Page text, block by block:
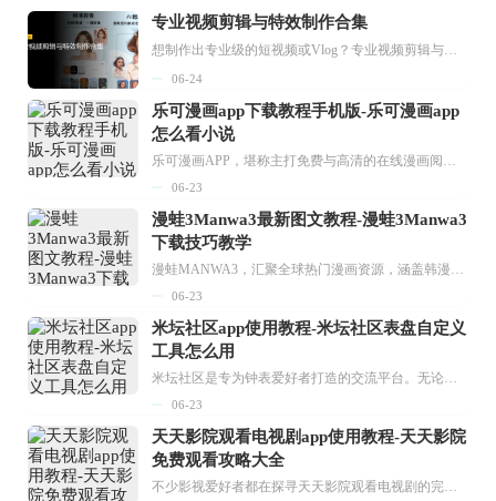
专业视频剪辑与特效制作合集
想制作出专业级的短视频或Vlog？专业视频剪辑与特效制作大全专题为你提供了从剪辑、抠像到特效包装的全套解决方案。无论是添加炫酷的片头、进行精准的视频抠图，还是制...
06-24
乐可漫画app下载教程手机版-乐可漫画app
怎么看小说
乐可漫画APP，堪称主打免费与高清的在线漫画阅读神器。其官方版提供海量完整版漫画资源，无论是国内漫画，还是日漫、韩漫、台漫、美漫等国外漫画，应有尽有，随时供你阅读。只需轻点一下，便能直接进入阅读界面。不仅如此，乐可漫画最新版本更新速度极快，在这里，你总能抢先看到全网一手漫画章节内容！...
06-23
漫蛙3Manwa3最新图文教程-漫蛙3Manwa3
下载技巧教学
漫蛙MANWA3，汇聚全球热门漫画资源，涵盖韩漫、欧美漫画、国漫等多种类型，题材丰富多样，全方位满足用户阅读喜好。它不仅是阅读平台，更是创作平台，为广大用户打造零门槛创作环境。...
06-23
米坛社区app使用教程-米坛社区表盘自定义
工具怎么用
米坛社区是专为钟表爱好者打造的交流平台。无论你是初涉钟表领域的普通爱好者，还是拥有多年收藏经验的资深玩家，都能在此找到属于自己的天地。 无需注册，就能轻松参与其中。通过专业的讨论论坛与丰富的交互功能，你可与世界各地的钟表爱好者畅快交流。若你钟情于钟表，米坛社区无疑是值得一试的理想之选。在这里，你能获取最新的手表资讯，交流见解，提升鉴赏品味，让每一块手表都成为收藏故事中重要的一部分。感兴趣的朋友，不要错过下载机会。...
06-23
天天影院观看电视剧app使用教程-天天影院
免费观看攻略大全
不少影视爱好者都在探寻天天影院观看电视剧的完整方法，结合最新平台使用规则，本篇新手入门攻略全面讲解观看渠道、检索流程、播放设置以及画面模式调整等实用内容。全文适配手机、电脑等主流设备，步骤简洁易懂，无论是初次使用的新手，还是想要优化观影体验的用户，都能参照内容快速上手，熟练掌握平台各项操作技巧，轻松畅享影视内容。...